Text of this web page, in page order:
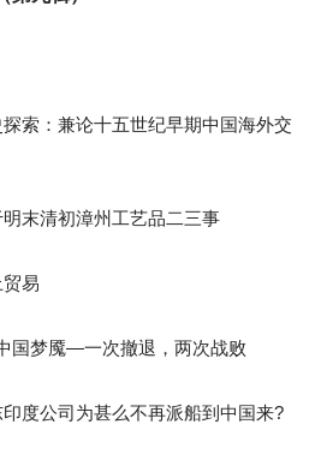
索：兼论十五世纪早期中国海外交
末清初漳州工艺品二三事
易
国梦魇—一次撤退，两次战败
度公司为甚么不再派船到中国来?